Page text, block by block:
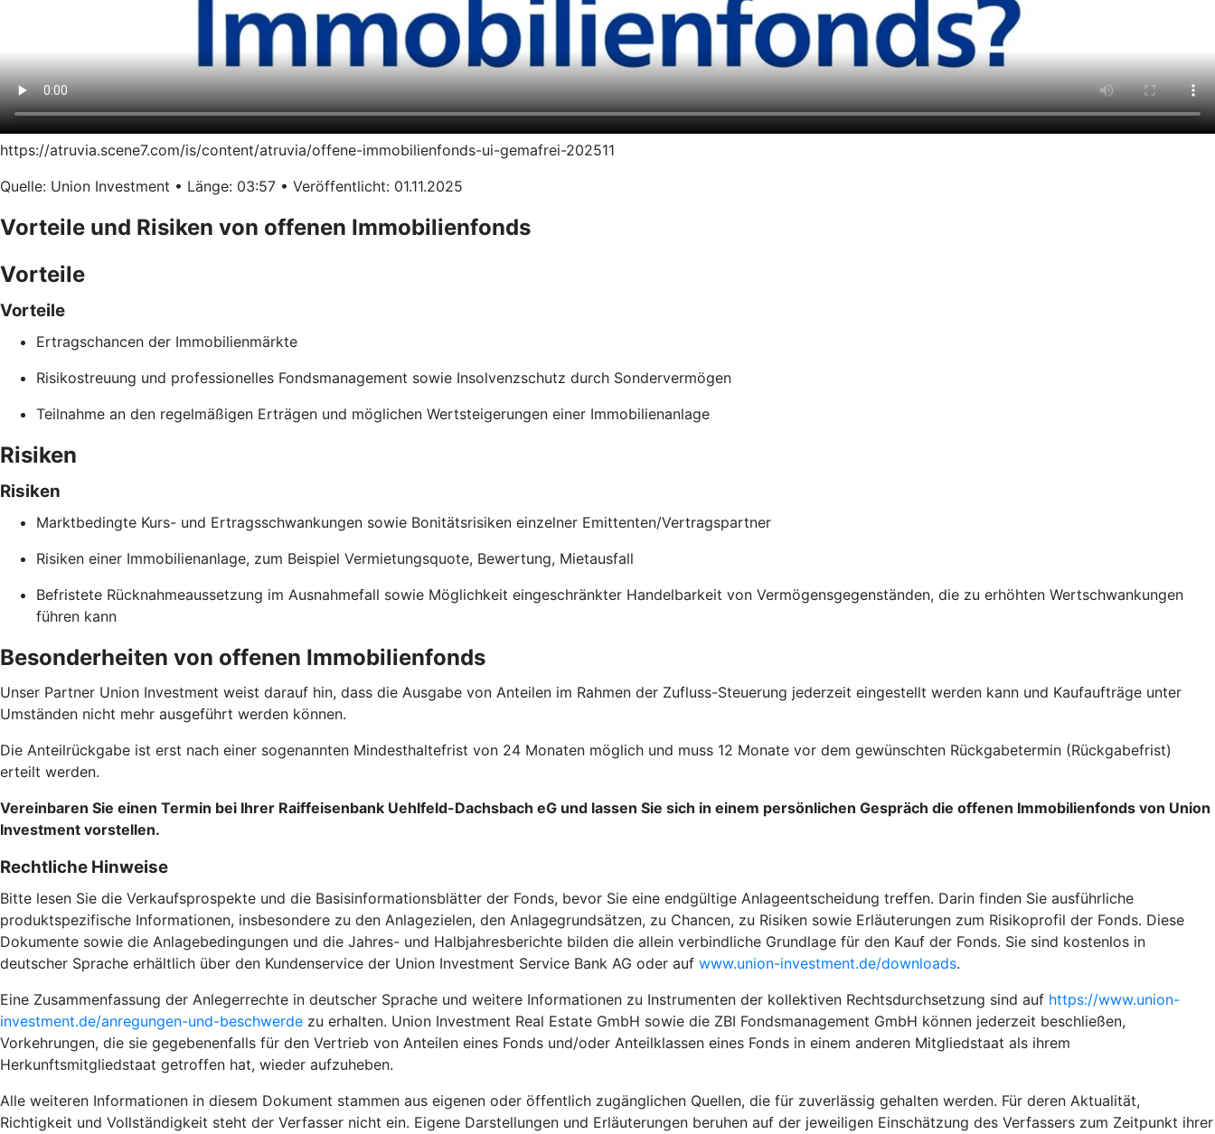
https://atruvia.scene7.com/is/content/atruvia/offene-immobilienfonds-ui-gemafrei-202511
Quelle: Union Investment • Länge: 03:57 • Veröffentlicht: 01.11.2025
Vorteile und Risiken von offenen Immobilienfonds
Vorteile
Vorteile
Ertragschancen der Immobilienmärkte
Risikostreuung und professionelles Fondsmanagement sowie Insolvenzschutz durch Sondervermögen
Teilnahme an den regelmäßigen Erträgen und möglichen Wertsteigerungen einer Immobilienanlage
Risiken
Risiken
Marktbedingte Kurs- und Ertragsschwankungen sowie Bonitätsrisiken einzelner Emittenten/Vertragspartner
Risiken einer Immobilienanlage, zum Beispiel Vermietungsquote, Bewertung, Mietausfall
Befristete Rücknahmeaussetzung im Ausnahmefall sowie Möglichkeit eingeschränkter Handelbarkeit von Vermögensgegenständen, die zu erhöhten Wertschwankungen
führen kann
Besonderheiten von offenen Immobilienfonds
Unser Partner Union Investment weist darauf hin, dass die Ausgabe von Anteilen im Rahmen der Zufluss-Steuerung jederzeit eingestellt werden kann und Kaufaufträge unter
Umständen nicht mehr ausgeführt werden können.
Die Anteilrückgabe ist erst nach einer sogenannten Mindesthaltefrist von 24 Monaten möglich und muss 12 Monate vor dem gewünschten Rückgabetermin (Rückgabefrist)
erteilt werden.
Vereinbaren Sie einen Termin bei Ihrer Raiffeisenbank Uehlfeld-Dachsbach eG und lassen Sie sich in einem persönlichen Gespräch die offenen Immobilienfonds von Union
Investment vorstellen.
Rechtliche Hinweise
Bitte lesen Sie die Verkaufsprospekte und die Basisinformationsblätter der Fonds, bevor Sie eine endgültige Anlageentscheidung treffen. Darin finden Sie ausführliche
produktspezifische Informationen, insbesondere zu den Anlagezielen, den Anlagegrundsätzen, zu Chancen, zu Risiken sowie Erläuterungen zum Risikoprofil der Fonds. Diese
Dokumente sowie die Anlagebedingungen und die Jahres- und Halbjahresberichte bilden die allein verbindliche Grundlage für den Kauf der Fonds. Sie sind kostenlos in
deutscher Sprache erhältlich über den Kundenservice der Union Investment Service Bank AG oder auf www.union-investment.de/downloads.
Eine Zusammenfassung der Anlegerrechte in deutscher Sprache und weitere Informationen zu Instrumenten der kollektiven Rechtsdurchsetzung sind auf https://www.union-
investment.de/anregungen-und-beschwerde zu erhalten. Union Investment Real Estate GmbH sowie die ZBI Fondsmanagement GmbH können jederzeit beschließen,
Vorkehrungen, die sie gegebenenfalls für den Vertrieb von Anteilen eines Fonds und/oder Anteilklassen eines Fonds in einem anderen Mitgliedstaat als ihrem
Herkunftsmitgliedstaat getroffen hat, wieder aufzuheben.
Alle weiteren Informationen in diesem Dokument stammen aus eigenen oder öffentlich zugänglichen Quellen, die für zuverlässig gehalten werden. Für deren Aktualität,
Richtigkeit und Vollständigkeit steht der Verfasser nicht ein. Eigene Darstellungen und Erläuterungen beruhen auf der jeweiligen Einschätzung des Verfassers zum Zeitpunkt ihrer